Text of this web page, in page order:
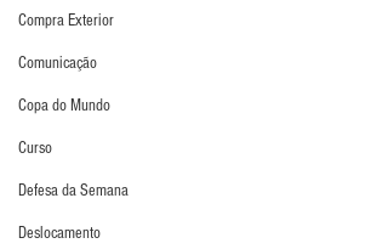
Compra Exterior
Comunicação
Copa do Mundo
Curso
Defesa da Semana
Deslocamento